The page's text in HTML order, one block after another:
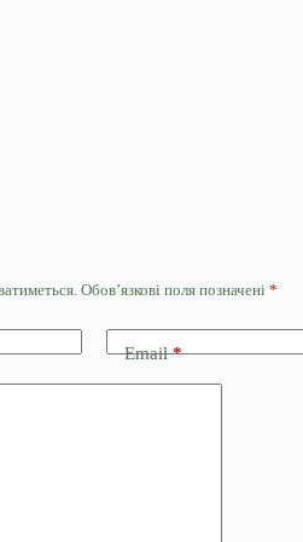
Обов’язкові поля позначені *
Email*